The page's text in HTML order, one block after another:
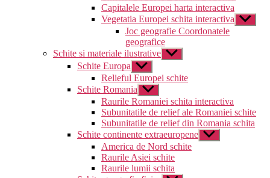
Capitalele Europei harta interactiva
Vegetatia Europei schita interactiva Arată
Joc geografie Coordonatele
geografice
Schite si materiale ilustrative Arată
submeniul
Schite Europa Arată
submeniul
Relieful Europei schite
Schite Romania Arată
submeniul
Raurile Romaniei schita interactiva
Subunitatile de relief ale Romaniei schite
Subunitatile de relief din Romania schita
Schite continente extraeuropene Arată
submeniul
America de Nord schite
Raurile Asiei schite
Raurile lumii schita